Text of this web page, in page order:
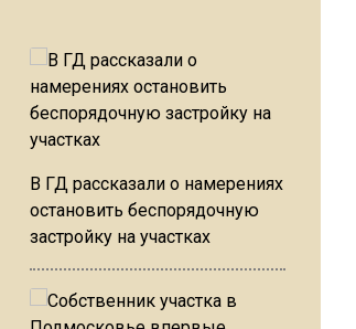
В ГД рассказали о намерениях
остановить беспорядочную
застройку на участках